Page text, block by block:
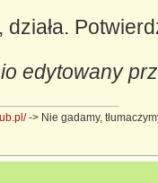
działa.
edytowany
-> Nie gadamy,